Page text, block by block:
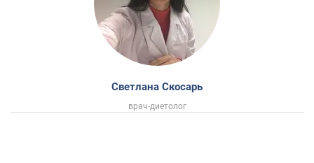
Светлана Скосарь
врач-диетолог